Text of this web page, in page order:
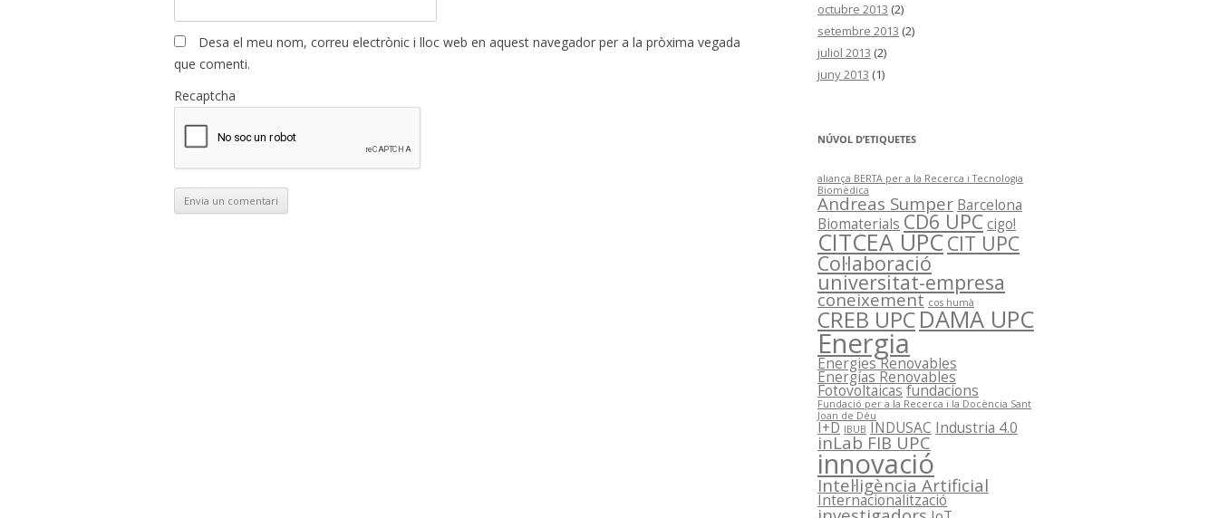
Desa el meu nom, correu electrònic i lloc web en aquest navegador per a la pròxima vegada
que comenti.
Recaptcha
octubre 2013 (2)
setembre 2013 (2)
juliol 2013 (2)
juny 2013 (1)
NÚVOL D’ETIQUETES
aliança BERTA per a la Recerca i Tecnologia
Biomèdica
Andreas Sumper Barcelona
Biomaterials CD6 UPCcigo!
CITCEA UPCCIT UPC
Col·laboració
universitat-empresa
coneixement cos humà
CREB UPCDAMA UPC
Energia
Energies Renovables
Energías Renovables
Fotovoltaicasfundacions
Fundació per a la Recerca i la Docència Sant
Joan de Déu
I+D IBUB INDUSAC Industria 4.0
inLab FIB UPC
innovació
Intel·ligència Artificial
Internacionalització